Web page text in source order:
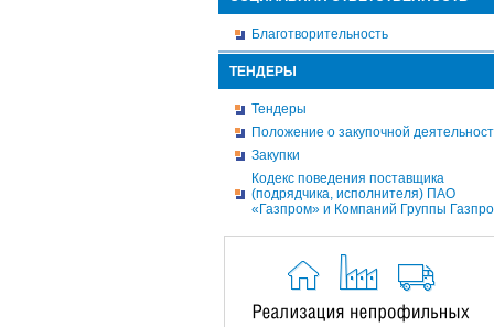
Благотворительность
ТЕНДЕРЫ
Тендеры
Положение о закупочной
Закупки
Кодекс поведения поставщика
(подрядчика, исполнителя) ПАО
«Газпром» и Компаний Группы